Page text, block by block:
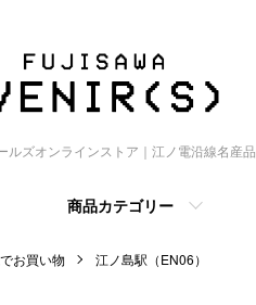
ルズオンラインストア｜江ノ電沿線名産品
商品カテゴリー
お買い物 江ノ島駅（EN06）